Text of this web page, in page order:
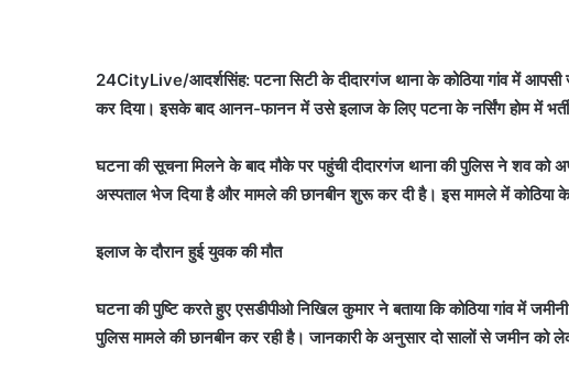
24CityLive/आदर्शसिंह: पटना सिटी के दीदारगंज थाना के कोठिया गांव में
कर दिया। इसके बाद आनन-फानन में उसे इलाज के लिए पटना के नर्सिंग होम में भर्ती
घटना की सूचना मिलने के बाद मौके पर पहुंची दीदारगंज थाना की पुलिस ने शव
अस्पताल भेज दिया है और मामले की छानबीन शुरू कर दी है। इस मामले में कोठिया
इलाज के दौरान हुई युवक की मौत
घटना की पुष्टि करते हुए एसडीपीओ निखिल कुमार ने बताया कि कोठिया गांव में
पुलिस मामले की छानबीन कर रही है। जानकारी के अनुसार दो सालों से जमीन को